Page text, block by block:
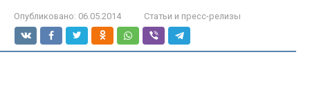
Опубликовано: 06.05.2014 Статьи и пресс-релизы